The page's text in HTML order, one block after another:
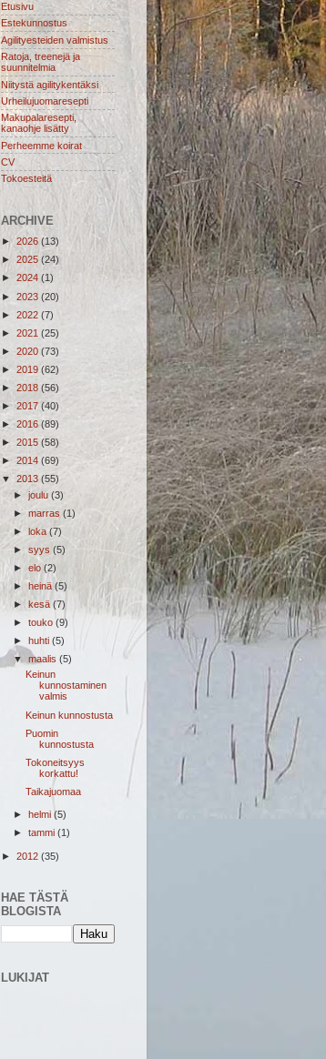
Etusivu
Estekunnostus
Agilityesteiden valmistus
Ratoja, treenejä ja
suunnitelmia
Niitystä agilitykentäksi
Urheilujuomaresepti
Makupalaresepti,
kanaohje lisätty
Perheemme koirat
CV
Tokoesteitä
ARCHIVE
► 2026 (13)
► 2025 (24)
► 2024 (1)
► 2023 (20)
► 2022 (7)
► 2021 (25)
► 2020 (73)
► 2019 (62)
► 2018 (56)
►2017 (40)
►2016 (89)
► 2015 (58)
► 2014 (69)
▼ 2013 (55)
► joulu (3)
► marras (1)
► loka (7)
► syys (5)
► elo (2)
► heinä (5)
► kesä (7)
► touko (9)
► huhti (5)
▼ maalis (5)
Keinun
kunnostaminen
valmis
Keinun kunnostusta
Puomin
kunnostusta
Tokoneitsyys
korkattu!
Taikajuomaa
► helmi (5)
► tammi (1)
► 2012 (35)
HAE TÄSTÄ
BLOGISTA
LUKIJAT